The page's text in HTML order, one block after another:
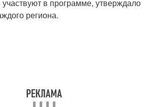
участвуют в программе, утверждало
региона.